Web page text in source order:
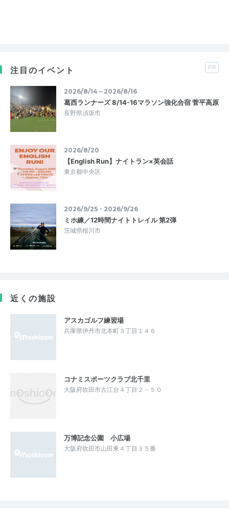
注目のイベント PR
2026/8/14～2026/8/16
葛西ランナーズ 8/14-16マラソン強化合宿 菅平高原
長野県須坂市
2026/8/20
【English Run】ナイトラン×英会話
東京都中央区
2026/9/25・2026/9/26
ミホ練／12時間ナイトトレイル 第2弾
茨城県桜川市
近くの施設
アスカゴルフ練習場
兵庫県伊丹市北本町３丁目１４６
コナミスポーツクラブ北千里
大阪府吹田市古江台４丁目２－５０
万博記念公園 小広場
大阪府吹田市山田東４丁目３５番